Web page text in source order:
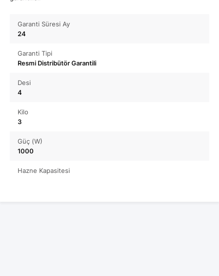
Garanti Süresi Ay
24
Garanti Tipi
Resmi Distribütör Garantili
Desi
4
Kilo
3
Güç (W)
1000
Hazne Kapasitesi